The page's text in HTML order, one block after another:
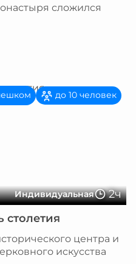
сложился
Индивидуальная 2ч
до 10 человек
столетия
центра и
искусства